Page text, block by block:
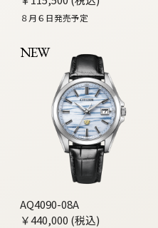
８月６日発売予定
NEW
AQ4090-08A
￥440,000 (税込)